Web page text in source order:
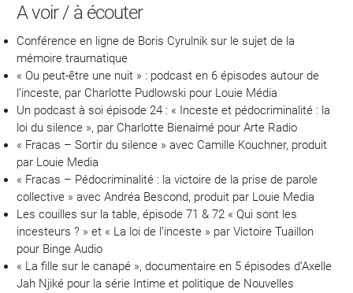
A voir / à écouter
Conférence en ligne de Boris Cyrulnik sur le sujet de la
mémoire traumatique
« Ou peut-être une nuit » : podcast en 6 épisodes autour de
l’inceste, par Charlotte Pudlowski pour Louie Média
Un podcast à soi épisode 24 : « Inceste et pédocriminalité : la
loi du silence », par Charlotte Bienaimé pour Arte Radio
« Fracas – Sortir du silence » avec Camille Kouchner, produit
par Louie Media
« Fracas – Pédocriminalité : la victoire de la prise de parole
collective » avec Andréa Bescond, produit par Louie Media
Les couilles sur la table, épisode 71 & 72 « Qui sont les
incesteurs ? » et « La loi de l’inceste » par Victoire Tuaillon
pour Binge Audio
« La fille sur le canapé », documentaire en 5 épisodes d’Axelle
Jah Njiké pour la série Intime et politique de Nouvelles